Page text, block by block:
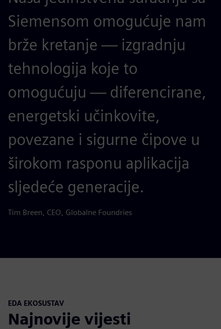
Siemensom omogućuje nam
brže kretanje — izgradnju
tehnologija koje to
omogućuju — diferencirane,
energetski učinkovite,
povezane i sigurne čipove u
širokom rasponu aplikacija
sljedeće generacije.
Tim Breen, CEO, Globalne Foundries
EDA EKOSUSTAV
Najnovije vijesti